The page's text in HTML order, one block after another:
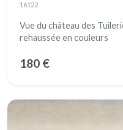
16122
Vue du château des
rehaussée en couleurs
180 €